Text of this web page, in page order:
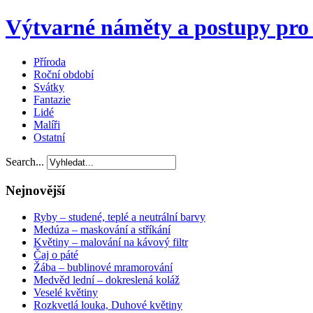
Výtvarné náměty a postupy
Příroda
Roční období
Svátky
Fantazie
Lidé
Malíři
Ostatní
Search...
Nejnovější
Ryby – studené, teplé a neutrální barvy
Medúza – maskování a stříkání
Květiny – malování na kávový filtr
Čaj o páté
Žába – bublinové mramorování
Medvěd lední – dokreslená koláž
Veselé květiny
Rozkvetlá louka, Duhové květiny